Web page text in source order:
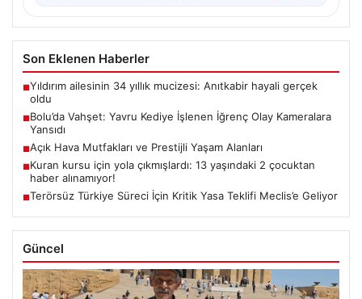
Son Eklenen Haberler
■Yıldırım ailesinin 34 yıllık mucizesi: Anıtkabir hayali gerçek
oldu
■Bolu’da Vahşet: Yavru Kediye İşlenen İğrenç Olay Kameralara
Yansıdı
■Açık Hava Mutfakları ve Prestijli Yaşam Alanları
■Kuran kursu için yola çıkmışlardı: 13 yaşındaki 2 çocuktan
haber alınamıyor!
■Terörsüz Türkiye Süreci İçin Kritik Yasa Teklifi Meclis’e Geliyor
Güncel